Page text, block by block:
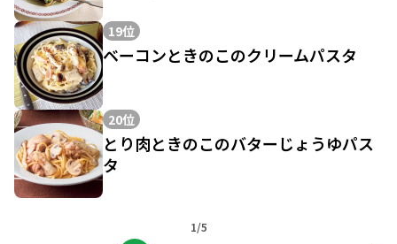
19位
ベーコンときのこのクリームパスタ
20位
とり肉ときのこのバターじょうゆパス
タ
1/5